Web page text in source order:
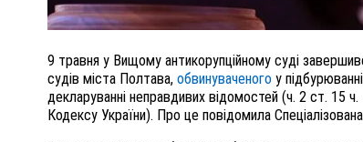
9 травня у Вищому антикорупційному суді
судів міста Полтава, обвинуваченого у
декларуванні неправдивих відомостей (ч. 2 ст. 15
Кодексу України). Про це повідомила